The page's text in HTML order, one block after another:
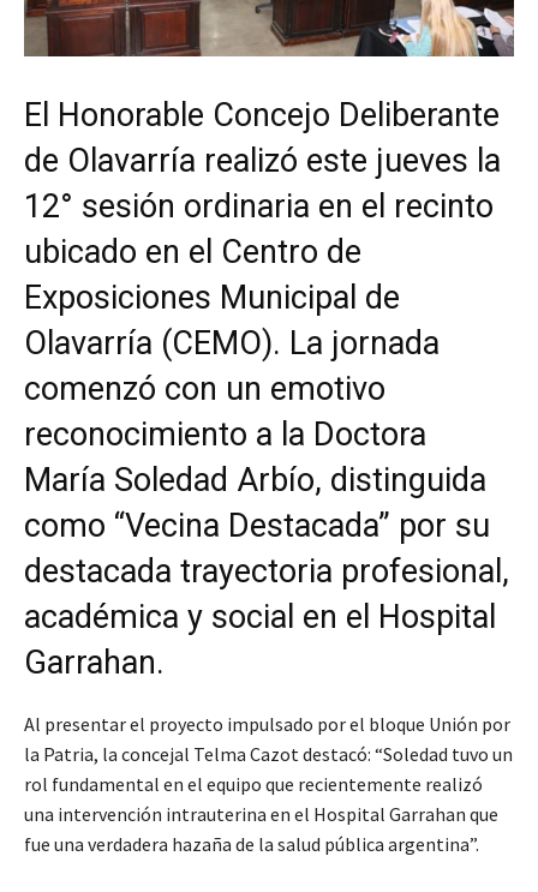
El Honorable Concejo Deliberante
de Olavarría realizó este jueves la
12° sesión ordinaria en el recinto
ubicado en el Centro de
Exposiciones Municipal de
Olavarría (CEMO). La jornada
comenzó con un emotivo
reconocimiento a la Doctora
María Soledad Arbío, distinguida
como “Vecina Destacada” por su
destacada trayectoria profesional,
académica y social en el Hospital
Garrahan.
Al presentar el proyecto impulsado por el bloque Unión por
la Patria, la concejal Telma Cazot destacó: “Soledad tuvo un
rol fundamental en el equipo que recientemente realizó
una intervención intrauterina en el Hospital Garrahan que
fue una verdadera hazaña de la salud pública argentina”.